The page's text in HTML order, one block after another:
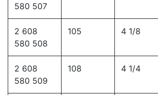
580 507
2 608
580 508
105 4 1/8
2 608
580 509
108 4 1/4